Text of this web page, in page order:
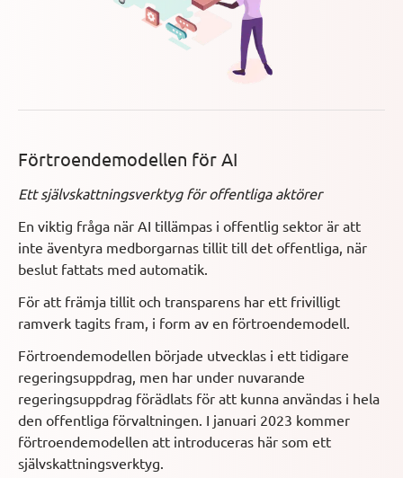
Förtroendemodellen för AI
Ett självskattningsverktyg för offentliga aktörer
En viktig fråga när AI tillämpas i offentlig sektor är att
inte äventyra medborgarnas tillit till det offentliga, när
beslut fattats med automatik.
För att främja tillit och transparens har ett frivilligt
ramverk tagits fram, i form av en förtroendemodell.
Förtroendemodellen började utvecklas i ett tidigare
regeringsuppdrag, men har under nuvarande
regeringsuppdrag förädlats för att kunna användas i hela
den offentliga förvaltningen. I januari 2023 kommer
förtroendemodellen att introduceras här som ett
självskattningsverktyg.